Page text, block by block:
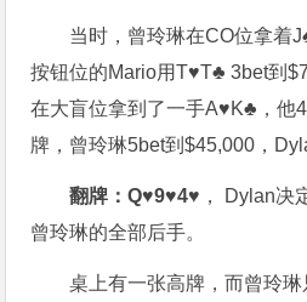
当时，曾玲琳在CO位拿着
按钮位的Mario用T♥T♣ 3bet到
在大盲位拿到了一手A♥K♣，他
牌，曾玲琳5bet到$45,000，
翻牌：Q♥9♥4♥ ， Dylan决
曾玲琳的全部后手。
桌上有一张高牌，而曾玲